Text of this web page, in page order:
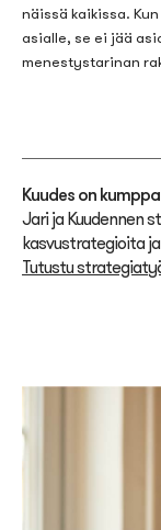
näissä kaikissa.
asialle, se ei jää
menestystarinan
Kuudes on
Jari ja Kuudennen
kasvustrategioita
Tutustu